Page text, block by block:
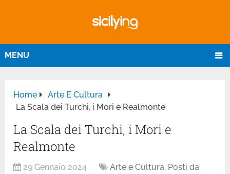
MENU
Home
Arte E Cultura
La Scala dei Turchi, i Mori e Realmonte
La Scala dei Turchi, i Mori e
Realmonte
29 Gennaio 2024 Arte e Cultura, Posti da